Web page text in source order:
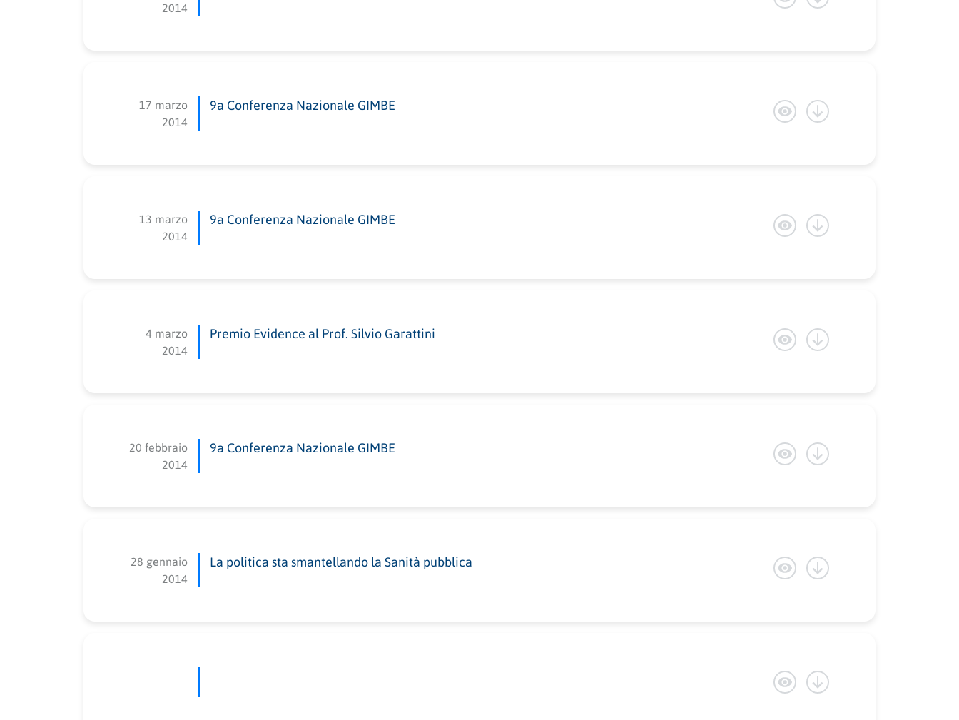
2014
17 marzo
2014
9a Conferenza Nazionale GIMBE
13 marzo
2014
9a Conferenza Nazionale GIMBE
4 marzo
2014
Premio Evidence al Prof. Silvio Garattini
20 febbraio
2014
9a Conferenza Nazionale GIMBE
28 gennaio
2014
La politica sta smantellando la Sanità pubblica